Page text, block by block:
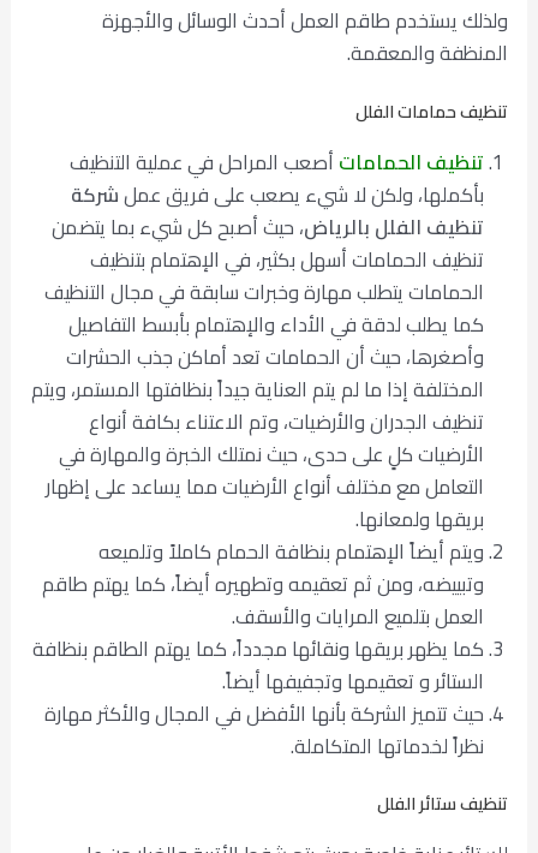
ولذلك يستخدم طاقم العمل أحدث الوسائل والأجهزة
المنظفة والمعقمة.
تنظيف حمامات الفلل
تنظيف الحمامات أصعب المراحل في عملية التنظيف
بأكملها، ولكن لا شيء يصعب على فريق عملشركة
تنظيف الفلل بالرياض، حيث أصبح كل شيء بما يتضمن
تنظيف الحمامات أسهل بكثير، في الإهتمام بتنظيف
الحمامات يتطلب مهارة وخبرات سابقة في مجال التنظيف
كما يطلب لدقة في الأداء والإهتمام بأبسط التفاصيل
وأصغرها، حيث أن الحمامات تعد أماكن جذب الحشرات
المختلفة إذا ما لم يتم العناية جيداً بنظافتها المستمر، ويتم
تنظيف الجدران والأرضيات، وتم الاعتناء بكافة أنواع
الأرضيات كلٍ على حدى، حيث نمتلك الخبرة والمهارة في
التعامل مع مختلف أنواع الأرضيات مما يساعد على إظهار
بريقها ولمعانها.
ويتم أيضاً الإهتمام بنظافة الحمام كاملاً وتلميعه
وتبييضه، ومن ثم تعقيمه وتطهيره أيضاً، كما يهتم طاقم
العمل بتلميع المرايات والأسقف.
كما يظهر بريقها ونقائها مجدداً، كما يهتم الطاقم بنظافة
الستائر و تعقيمها وتجفيفها أيضاً.
حيث تتميز الشركة بأنها الأفضل في المجال والأكثر مهارة
نظراً لخدماتها المتكاملة.
تنظيف ستائر الفلل